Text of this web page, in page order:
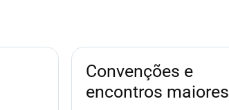
Convenções e
encontros maiores